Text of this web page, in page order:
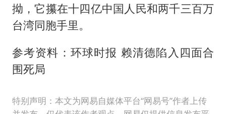
拗，它攥在十四亿中国人民和两千三百万
台湾同胞手里。
参考资料：环球时报 赖清德陷入四面合
围死局
特别声明：本文为网易自媒体平台“网易号”作者上传